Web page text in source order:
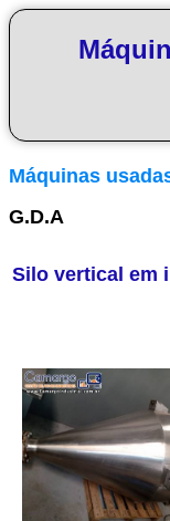
Máquinas
G.D.A
Silo vertical em